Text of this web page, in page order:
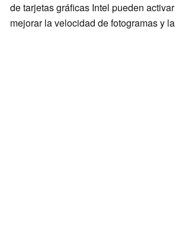
de tarjetas gráficas Intel pueden activar
mejorar la velocidad de fotogramas y